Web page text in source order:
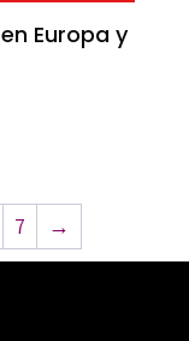
Europa y
7 →